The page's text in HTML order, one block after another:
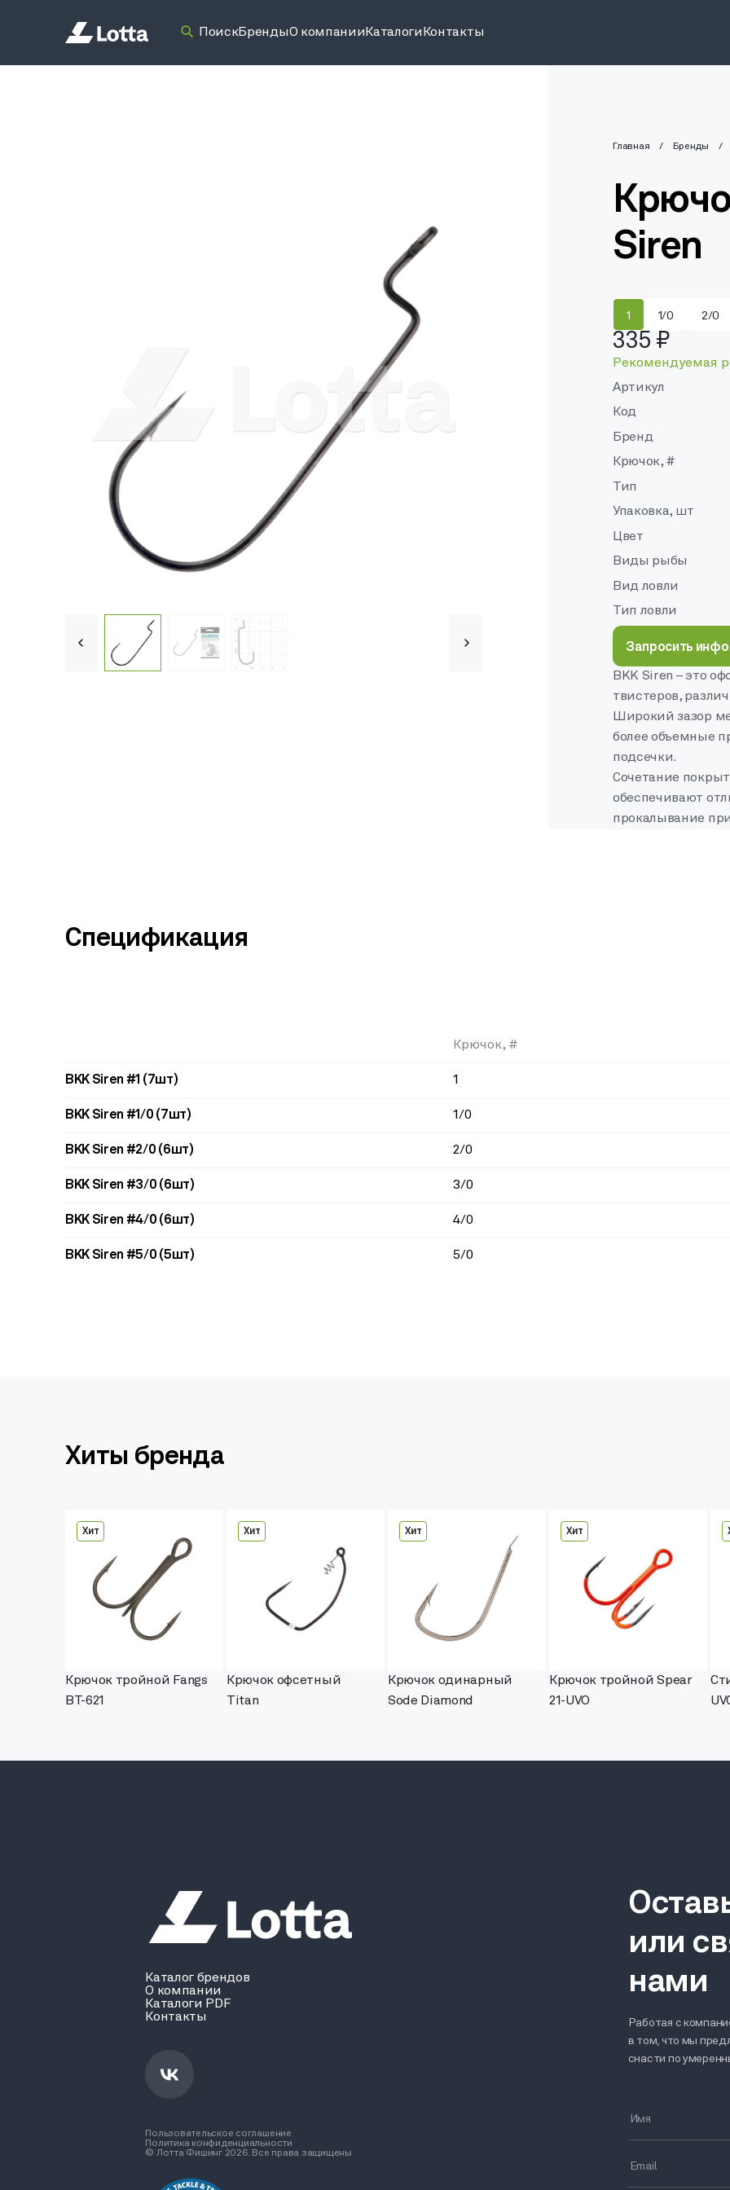
ПоискБрендыО компании Каталоги Контакты
Главная Бренды
Siren
1 1/0 2/0
335 ₽
Рекомендуемая
Артикул
Код
Бренд
Крючок, #
Тип
Упаковка, шт
Цвет
Виды рыбы
Вид ловли
Тип ловли
Запросить
BKK Siren – это
твистеров,
Широкий зазор
более объемные
подсечки.
Сочетание
обеспечивают
прокалывание
Спецификация
Крючок, #
BKK Siren #1 (7шт) 1
BKK Siren #1/0 (7шт) 1/0
BKK Siren #2/0 (6шт) 2/0
BKK Siren #3/0 (6шт) 3/0
BKK Siren #4/0 (6шт) 4/0
BKK Siren #5/0 (5шт) 5/0
Хиты бренда
Хит
Крючок тройной Fangs
BT-621
Хит
Крючок офсетный
Titan
Хит
Крючок одинарный
Sode Diamond
Хит
Крючок тройной Spear
21-UVO
Каталог брендов
О компании
Каталоги PDF
Контакты
Пользовательское соглашение
Политика конфиденциальности
© Лотта Фишинг 2026. Все права защищены
или
нами
Работая с
в том, что мы
снасти по